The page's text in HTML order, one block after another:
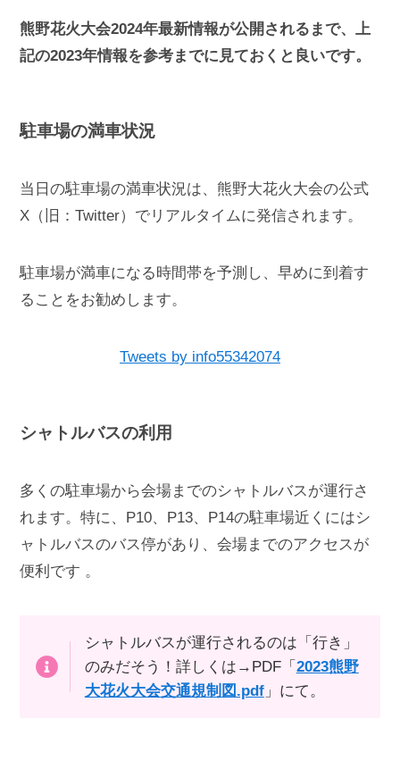
熊野花火大会2024年最新情報が公開されるまで、上
記の2023年情報を参考までに見ておくと良いです。
駐車場の満車状況
当日の駐車場の満車状況は、熊野大花火大会の公式
X（旧：Twitter）でリアルタイムに発信されます。
駐車場が満車になる時間帯を予測し、早めに到着す
ることをお勧めします。
Tweets by info55342074
シャトルバスの利用
多くの駐車場から会場までのシャトルバスが運行さ
れます。特に、P10、P13、P14の駐車場近くにはシ
ャトルバスのバス停があり、会場までのアクセスが
便利です 。
シャトルバスが運行されるのは「行き」
のみだそう！詳しくは→PDF「 2023熊野
大花火大会交通規制図.pdf」にて。